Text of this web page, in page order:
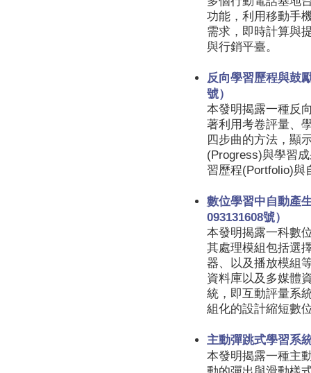
功能，利用移動手
需求，即時計算與
與行銷平臺。
反向學習歷程與鼓
號）
本發明揭露一種反
著利用考卷評量、
四步曲的方法，顯
(Progress)與學習
習歷程(Portfolio)與
數位學習中自動產
093131608號）
本發明揭露一科數
其處理模組包括選
器、以及播放模組
資料庫以及多媒體
統，即互動評量系
組化的設計縮短數
主動彈跳式學習系
本發明揭露一種主